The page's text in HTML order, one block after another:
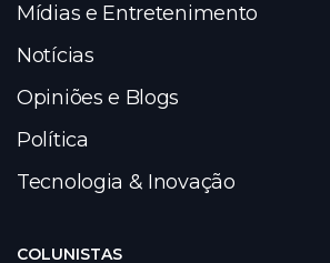
Mídias e Entretenimento
Notícias
Opiniões e Blogs
Política
Tecnologia & Inovação
COLUNISTAS